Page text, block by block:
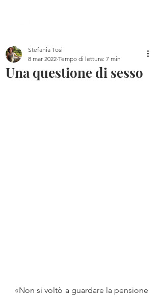
Una questione di sesso
Stefania Tosi
8 mar 2022 Tempo di lettura: 7 min
«Non si voltò a guardare la pensione